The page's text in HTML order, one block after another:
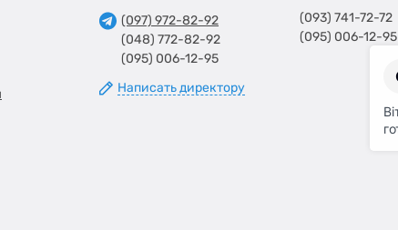
(097) 972-82-92
(048) 772-82-92
(095) 006-12-95
Написать директору
(093) 741-72-72
(095) 006-12-95